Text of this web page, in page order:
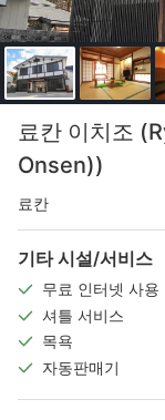
료칸 이치조
Onsen))
료칸
기타 시설/서비스
무료 인터넷 사용
셔틀 서비스
목욕
자동판매기